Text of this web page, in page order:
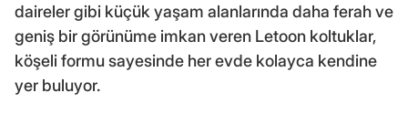
daireler gibi küçük yaşam alanlarında daha ferah ve
geniş bir görünüme imkan veren Letoon koltuklar,
köşeli formu sayesinde her evde kolayca kendine
yer buluyor.